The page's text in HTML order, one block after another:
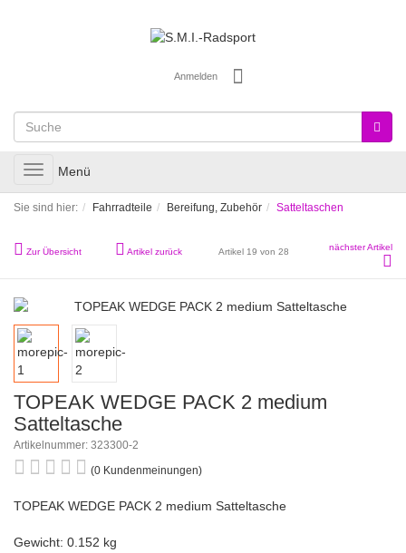
Anmelden
Toggle
navigation
Menü
Sie sind hier: Fahrradteile Bereifung, Zubehör Satteltaschen
Zur Übersicht Artikel zurück Artikel 19 von 28 nächster Artikel
TOPEAK WEDGE PACK 2 medium
Satteltasche
Artikelnummer: 323300-2
(0 Kundenmeinungen)
TOPEAK WEDGE PACK 2 medium Satteltasche
Gewicht: 0.152 kg